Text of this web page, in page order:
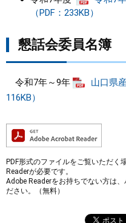
（PDF：233KB）
懇話会委員名簿
令和7年～9年
山口県
116KB）
PDF形式のファイルをご覧いただく
Readerが必要です。
Adobe Readerをお持ちでない方は
ださい。（無料）